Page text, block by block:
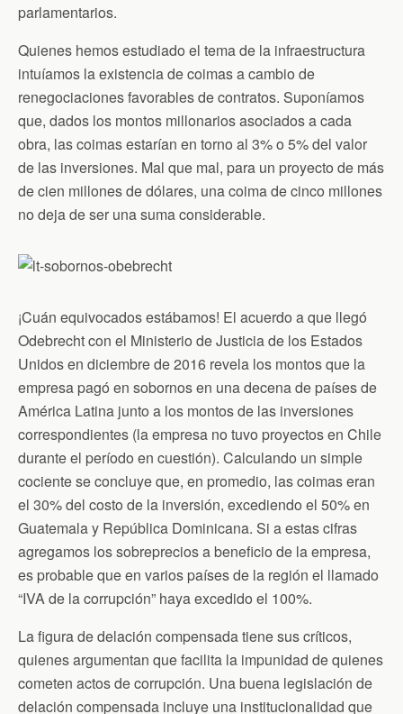
parlamentarios.
Quienes hemos estudiado el tema de la infraestructura
intuíamos la existencia de coimas a cambio de
renegociaciones favorables de contratos. Suponíamos
que, dados los montos millonarios asociados a cada
obra, las coimas estarían en torno al 3% o 5% del valor
de las inversiones. Mal que mal, para un proyecto de más
de cien millones de dólares, una coima de cinco millones
no deja de ser una suma considerable.
¡Cuán equivocados estábamos! El acuerdo a que llegó
Odebrecht con el Ministerio de Justicia de los Estados
Unidos en diciembre de 2016 revela los montos que la
empresa pagó en sobornos en una decena de países de
América Latina junto a los montos de las inversiones
correspondientes (la empresa no tuvo proyectos en Chile
durante el período en cuestión). Calculando un simple
cociente se concluye que, en promedio, las coimas eran
el 30% del costo de la inversión, excediendo el 50% en
Guatemala y República Dominicana. Si a estas cifras
agregamos los sobreprecios a beneficio de la empresa,
es probable que en varios países de la región el llamado
“IVA de la corrupción” haya excedido el 100%.
La figura de delación compensada tiene sus críticos,
quienes argumentan que facilita la impunidad de quienes
cometen actos de corrupción. Una buena legislación de
delación compensada incluye una institucionalidad que